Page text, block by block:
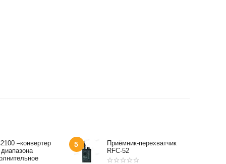
–конвертер
5
Приёмник-перехватчик
RFC-52